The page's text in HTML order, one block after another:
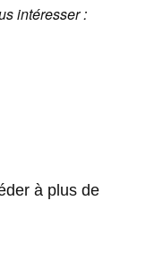
intéresser :
à plus de